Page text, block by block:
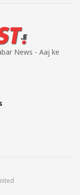
News - Aaj ke